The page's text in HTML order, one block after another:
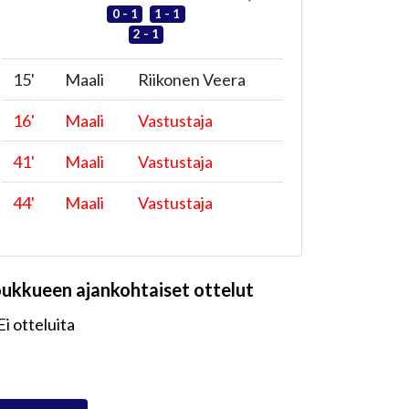
0 - 1
1 - 1
2 - 1
15' Maali Riikonen Veera
16' Maali Vastustaja
41' Maali Vastustaja
44' Maali Vastustaja
ajankohtaiset ottelut
otteluita